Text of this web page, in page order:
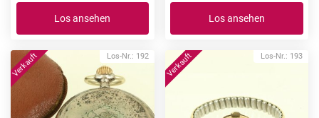
Los ansehen Los ansehen
Los-Nr.: 192 Los-Nr.: 193